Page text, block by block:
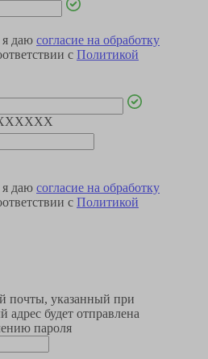
даю согласие на обработку
с Политикой
даю согласие на обработку
с Политикой
почты, указанный при
адрес будет отправлена
пароля